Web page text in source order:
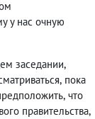
у нас очную
заседании,
, пока
, что
правительства,